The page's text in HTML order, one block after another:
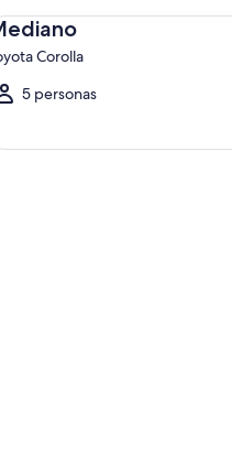
Corolla
5 personas
Toyota Corolla